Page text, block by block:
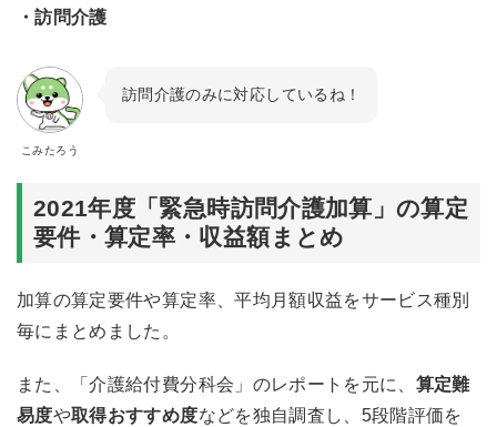
・訪問介護
こみたろう
訪問介護のみに対応しているね！
2021年度「緊急時訪問介護加算」の算定
要件・算定率・収益額まとめ
加算の算定要件や算定率、平均月額収益をサービス種別
毎にまとめました。
また、「介護給付費分科会」のレポートを元に、 算定難
易度や取得おすすめ度などを独自調査し、5段階評価を